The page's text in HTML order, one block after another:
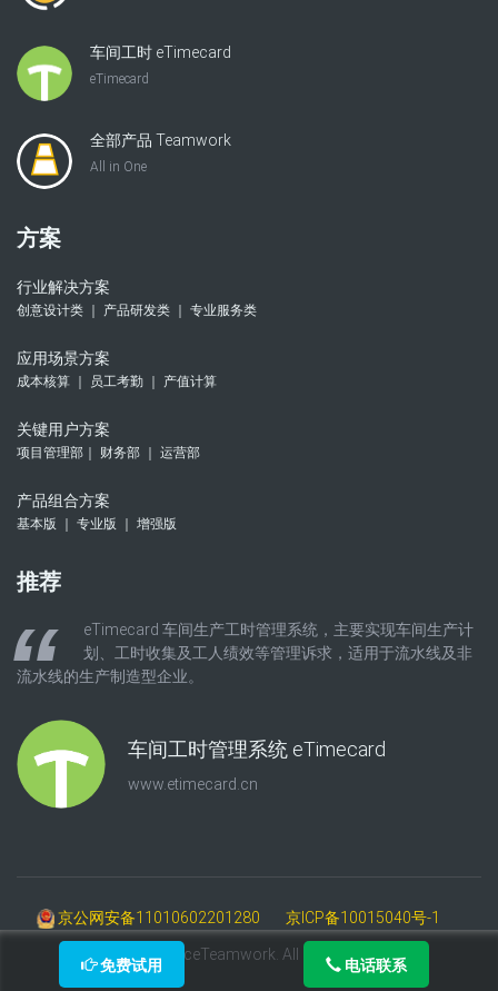
车间工时 eTimecard
eTimecard
全部产品 Teamwork
All in One
方案
行业解决方案
创意设计类 ｜ 产品研发类 ｜ 专业服务类
应用场景方案
成本核算 ｜ 员工考勤 ｜ 产值计算
关键用户方案
项目管理部｜ 财务部 ｜ 运营部
产品组合方案
基本版 ｜ 专业版 ｜ 增强版
推荐
eTimecard 车间生产工时管理系统，主要实现车间生产计
划、工时收集及工人绩效等管理诉求，适用于流水线及非
流水线的生产制造型企业。
车间工时管理系统 eTimecard
www.etimecard.cn
京公网安备11010602201280 京ICP备10015040号-1
©2009-2025 AceTeamwork. All Rights Reserved.
免费试用 电话联系